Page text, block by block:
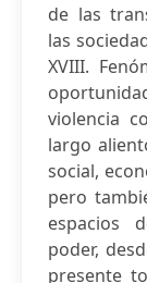
de las
las
XVIII.
violencia
largo
social,
pero
espacios
poder,
presente